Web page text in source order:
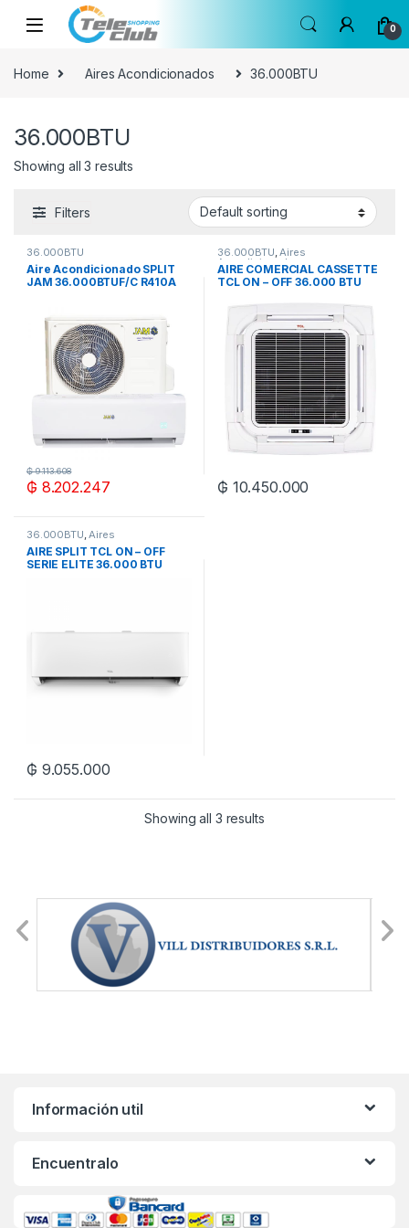
Skip to navigation
Skip to content
0
Home Aires Acondicionados 36.000BTU
36.000BTU
Showing all 3 results
Filters
36.000BTU
Aire Acondicionado SPLIT
JAM 36.000BTUF/C R410A
₲ 8.202.247
₲9.113.608
36.000BTU,Aires
Acondicionados
AIRE COMERCIAL CASSETTE
TCL ON – OFF 36.000 BTU
₲ 10.450.000
36.000BTU,Aires
Acondicionados
AIRE SPLIT TCL ON – OFF
SERIE ELITE 36.000 BTU
₲ 9.055.000
Showing all 3 results
Información util
Encuentralo